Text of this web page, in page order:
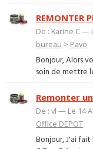
REMONTER
De : Karine C —
bureau > Pavo
Bonjour, Alors
soin de mettre
Remonter
De : vl — Le 14
Office DEPOT
Bonjour, J'ai